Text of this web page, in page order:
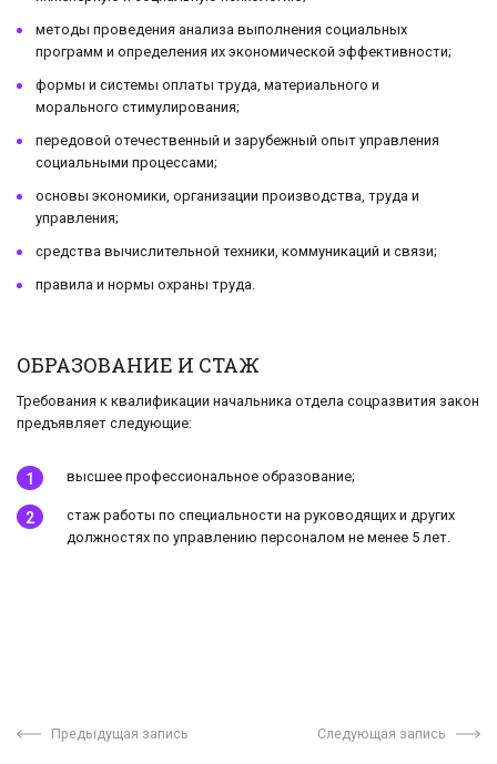
методы проведения анализа выполнения социальных
программ и определения их экономической эффективности;
формы и системы оплаты труда, материального и
морального стимулирования;
передовой отечественный и зарубежный опыт управления
социальными процессами;
основы экономики, организации производства, труда и
управления;
средства вычислительной техники, коммуникаций и связи;
правила и нормы охраны труда.
ОБРАЗОВАНИЕ И СТАЖ
Требования к квалификации начальника отдела соцразвития закон
предъявляет следующие:
высшее профессиональное образование;
стаж работы по специальности на руководящих и других
должностях по управлению персоналом не менее 5 лет.
Предыдущая запись Следующая запись